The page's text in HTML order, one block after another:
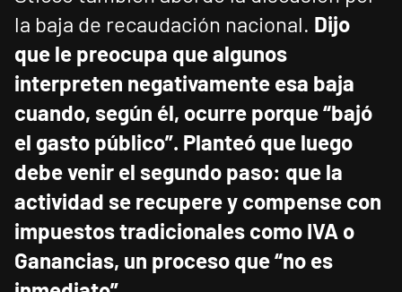
la baja de recaudación nacional. Dijo
que le preocupa que algunos
interpreten negativamente esa baja
cuando, según él, ocurre porque “bajó
el gasto público”. Planteó que luego
debe venir el segundo paso: que la
actividad se recupere y compense con
impuestos tradicionales como IVA o
Ganancias, un proceso que “no es